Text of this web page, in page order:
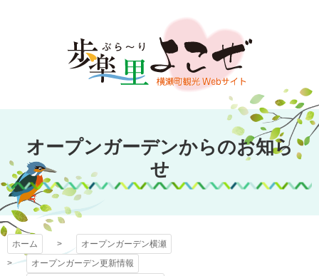
文
キ
プ
オープンガーデン
横瀬
オープンガーデンからのお知ら
せ
ホーム
オープンガーデン横瀬
オープンガーデン更新情報